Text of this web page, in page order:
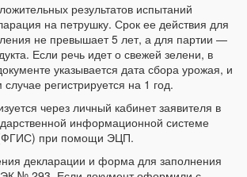
результатов испытаний
на петрушку. Срок ее действия для
не превышает 5 лет, а для партии —
Если речь идет о свежей зелени, в
указывается дата сбора урожая, и
регистрируется на 1 год.
через личный кабинет заявителя в
информационной системе
(ФГИС) при помощи ЭЦП.
декларации и форма для заполнения